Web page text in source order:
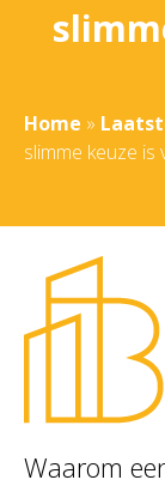
Home »
slimme keuze
Waarom